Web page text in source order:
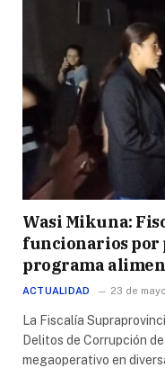
Wasi Mikuna:
funcionarios por
programa
ACTUALIDAD 23 de
La Fiscalía
Delitos de Corrupción
megaoperativo en